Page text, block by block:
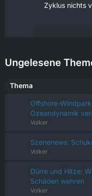
Zyklus nichts
Ungelesene
Thema
Offshore-
Ozeandynamik
Volker
Szenenews:
Volker
Dürre und Hitze:
Schäden wehren
Volker